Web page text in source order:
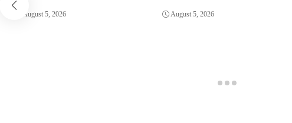
Diri
August 5, 2026
PROYEK PERUBAHAN KETUK
August 5, 2026